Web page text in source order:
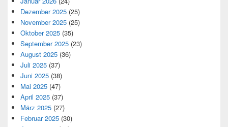
Dezember 2025 (25)
November 2025 (25)
Oktober 2025 (35)
September 2025 (23)
August 2025 (36)
Juli 2025 (37)
Juni 2025 (38)
Mai 2025 (47)
April 2025 (37)
März 2025 (27)
Februar 2025 (30)